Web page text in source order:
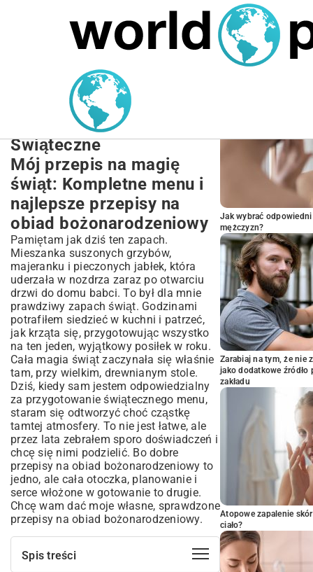
MARIUSZ ŁAMAGA 27.09.2025
Przepisy na obiad
bożonarodzeniowy:
Pomysły, Menu i Tradycje
Świąteczne
Mój przepis na magię
świąt: Kompletne menu i
najlepsze przepisy na
obiad bożonarodzeniowy
Pamiętam jak dziś ten zapach.
Mieszanka suszonych grzybów,
majeranku i pieczonych jabłek, która
uderzała w nozdrza zaraz po otwarciu
drzwi do domu babci. To był dla mnie
prawdziwy zapach świąt. Godzinami
potrafiłem siedzieć w kuchni i patrzeć,
jak krząta się, przygotowując wszystko
na ten jeden, wyjątkowy posiłek w roku.
Cała magia świąt zaczynała się właśnie
tam, przy wielkim, drewnianym stole.
Dziś, kiedy sam jestem odpowiedzialny
za przygotowanie świątecznego menu,
staram się odtworzyć choć cząstkę
tamtej atmosfery. To nie jest łatwe, ale
przez lata zebrałem sporo doświadczeń i
chcę się nimi podzielić. Bo dobre
przepisy na obiad bożonarodzeniowy to
jedno, ale cała otoczka, planowanie i
serce włożone w gotowanie to drugie.
Chcę wam dać moje własne, sprawdzone
przepisy na obiad bożonarodzeniowy.
Spis treści
Jak wybrać
mężczyzn?
Zarabiaj na tym, że nie
jako dodatkowe
zakładu
Atopowe zapalenie
ciało?